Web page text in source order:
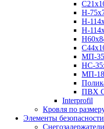
H-
Н-
Н-
МП-
НС-
МП-
ПВХ
Interprofil
Кровля по
Элементы безопасности
Снегозадержатели